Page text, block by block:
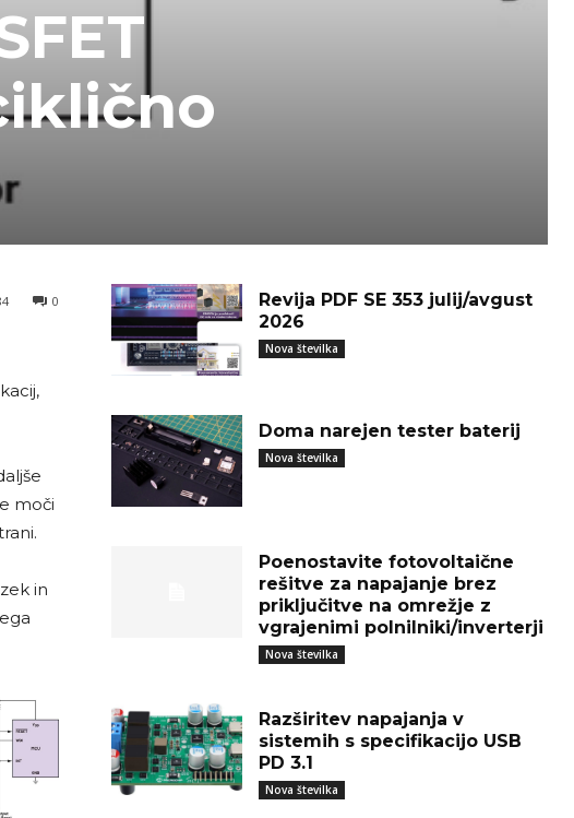
0
moči
in
Revija PDF SE 353 julij/avgust
2026
Nova številka
Doma narejen tester baterij
Nova številka
Poenostavite fotovoltaične
rešitve za napajanje brez
priključitve na omrežje z
vgrajenimi polnilniki/inverterji
Nova številka
Razširitev napajanja v
sistemih s specifikacijo USB
PD 3.1
Nova številka